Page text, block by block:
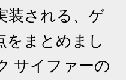
装される、ゲ
をまとめまし
サイファーの